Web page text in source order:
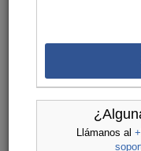
Llámanos al